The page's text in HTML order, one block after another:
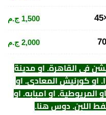
1,500 ج.م
2,000 ج.م
فى القاهرة. او مدينة
او كورنيش المعادي. او
المريوطية. او امبابه. او
اللبن. دوس هنا.